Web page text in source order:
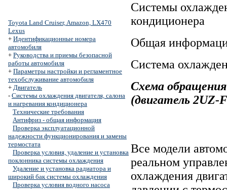
Toyota Land Cruiser, Amazon, LX470
Lexus
+ Идентификационные номера
автомобиля
+ Руководства и приемы безопасной
работы автомобиля
+ Параметры настройки и регламентное
техобслуживание автомобиля
+ Двигатель
- Системы охлаждения двигателя, салона
и нагревания кондиционера
Технические требования
Антифриз - общая информация
Проверка эксплуатационной
надежности функционирования и замены
термостата
Проверка условия, удаление и установка
поклонника системы охлаждения
Удаление и установка радиатора и
широкий бак системы охлаждения
Проверка условия водного насоса
Системы
кондиционера
Общая
Система
Схема
(двигатель 2UZ-
Все модели
реальном
охлаждения